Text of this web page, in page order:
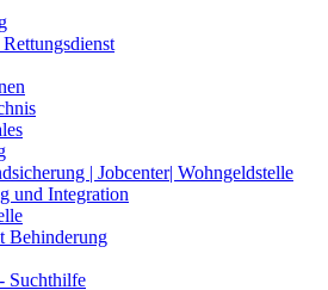
| Jobcenter| Wohngeldstelle
und Integration
Behinderung
Suchthilfe